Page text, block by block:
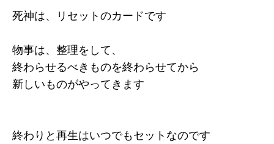
死神は、リセットのカードです
物事は、整理をして、
終わらせるべきものを終わらせてから
新しいものがやってきます
終わりと再生はいつでもセットなのです